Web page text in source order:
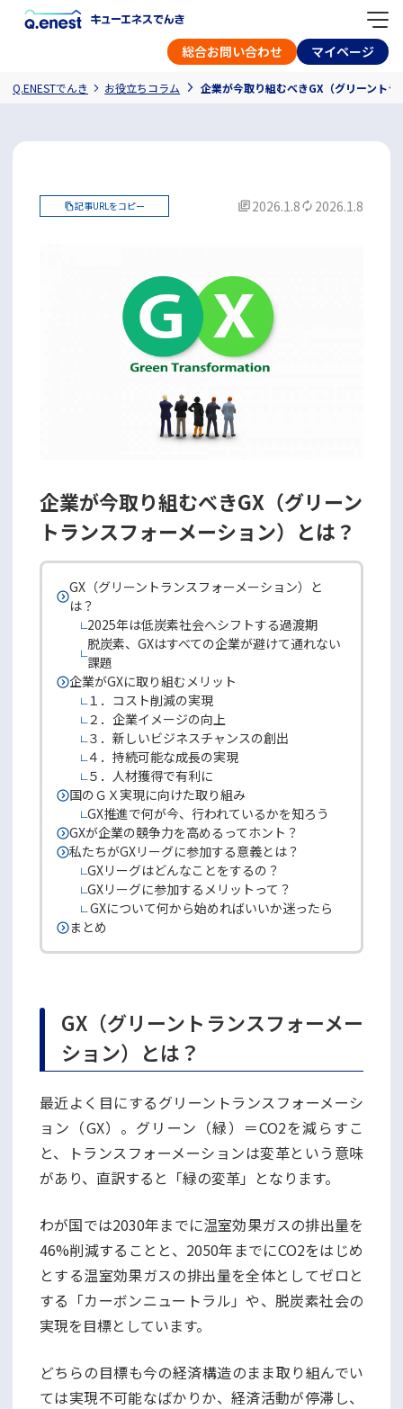
総合お問い合わせ マイページ
Q.ENESTでんき お役立ちコラム 企業が今取り組むべきGX（グリーント
記事URLをコピー 2026.1.8 2026.1.8
企業が今取り組むべきGX（グリーン
トランスフォーメーション）とは？
GX（グリーントランスフォーメーション）と
は？
2025年は低炭素社会へシフトする過渡期
脱炭素、GXはすべての企業が避けて通れない
課題
企業がGXに取り組むメリット
１．コスト削減の実現
２．企業イメージの向上
３．新しいビジネスチャンスの創出
４．持続可能な成長の実現
５．人材獲得で有利に
国のＧＸ実現に向けた取り組み
GX推進で何が今、行われているかを知ろう
GXが企業の競争力を高めるってホント？
私たちがGXリーグに参加する意義とは？
GXリーグはどんなことをするの？
GXリーグに参加するメリットって？
GXについて何から始めればいいか迷ったら
まとめ
GX（グリーントランスフォーメー
ション）とは？
最近よく目にするグリーントランスフォーメーシ
ョン（GX）。グリーン（緑）＝CO2を減らすこ
と、トランスフォーメーションは変革という意味
があり、直訳すると「緑の変革」となります。
わが国では2030年までに温室効果ガスの排出量を
46%削減することと、2050年までにCO2をはじめ
とする温室効果ガスの排出量を全体としてゼロと
する「カーボンニュートラル」や、脱炭素社会の
実現を目標としています。
どちらの目標も今の経済構造のまま取り組んでい
ては実現不可能なばかりか、経済活動が停滞し、